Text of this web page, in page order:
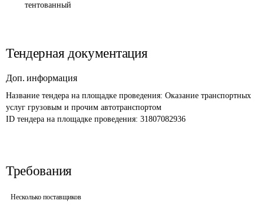
тентованный
Тендерная документация
Доп. информация
Название тендера на площадке проведения: Оказание транспортных
услуг грузовым и прочим автотранспортом
ID тендера на площадке проведения: 31807082936
Требования
Несколько поставщиков